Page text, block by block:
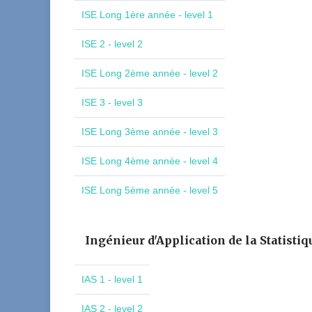
ISE Long 1ère année - level 1
ISE 2 - level 2
ISE Long 2ème année - level 2
ISE 3 - level 3
ISE Long 3ème année - level 3
ISE Long 4ème année - level 4
ISE Long 5ème année - level 5
Ingénieur d'Application de la
IAS 1 - level 1
IAS 2 - level 2